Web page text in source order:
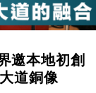
4.5% 看好貿易
證金」 43歲女子
邀本地初創
道銅像